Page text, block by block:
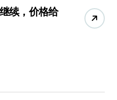
续，价格给